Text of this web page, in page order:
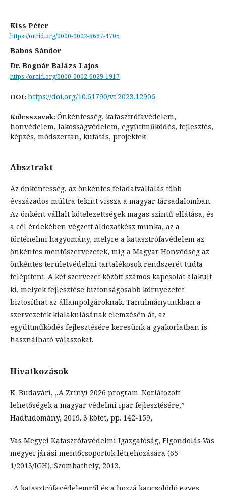
Kiss Péter
https://orcid.org/0000-0002-8667-4705
Babos Sándor
Dr. Bognár Balázs Lajos
https://orcid.org/0000-0002-6029-1917
DOI: https://doi.org/10.61790/vt.2023.12906
Kulcsszavak: Önkéntesség, katasztrófavédelem,
honvédelem, lakosságvédelem, együttműködés, fejlesztés,
képzés, módszertan, kutatás, projektek
Absztrakt
Az önkéntesség, az önkéntes feladatvállalás több
évszázados múltra tekint vissza a magyar társadalomban.
Az önként vállalt kötelezettségek magas szintű ellátása, és
a cél érdekében végzett áldozatkész munka, az a
történelmi hagyomány, melyre a katasztrófavédelem az
önkéntes mentőszervezetek, míg a Magyar Honvédség az
önkéntes területvédelmi tartalékosok rendszerét tudta
felépíteni. A két szervezet között számos kapcsolat alakult
ki, melyek fejlesztése biztonságosabb környezetet
biztosíthat az állampolgároknak. Tanulmányunkban a
szervezetek kialakulásának elemzésén át, az
együttműködés fejlesztésére keresünk a gyakorlatban is
használható válaszokat.
Hivatkozások
K. Budavári, „A Zrínyi 2026 program. Korlátozott
lehetőségek a magyar védelmi ipar fejlesztésére,”
Hadtudomány, 2019. 3 kötet, pp. 142-159,
Vas Megyei Kataszrófavédelmi Igazgatóság, Elgondolás Vas
megyei járási mentőcsoportok létrehozására (65-
1/2013/IGH), Szombathely, 2013.